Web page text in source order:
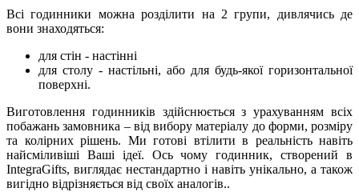
Всі годинники можна розділити на 2 групи, дивлячись де
вони знаходяться:
для стін - настінні
для столу - настільні, або для будь-якої горизонтальної
поверхні.
Виготовлення годинників здійснюється з урахуванням всіх
побажань замовника – від вибору матеріалу до форми, розміру
та колірних рішень. Ми готові втілити в реальність навіть
найсміливіші Ваші ідеї. Ось чому годинник, створений в
IntegraGifts, виглядає нестандартно і навіть унікально, а також
вигідно відрізняється від своїх аналогів..